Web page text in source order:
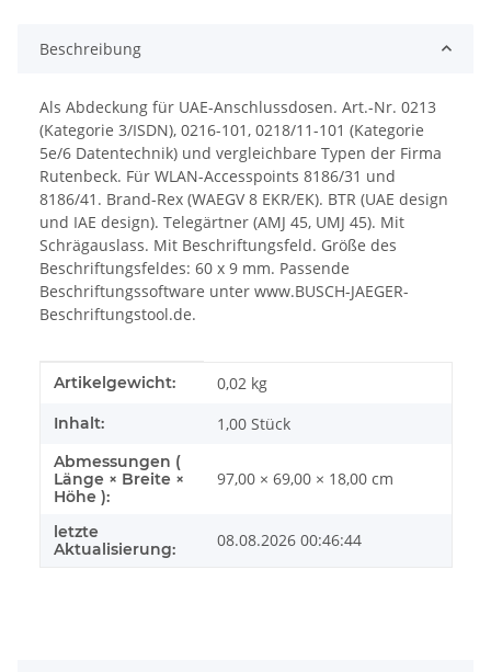
Beschreibung
Als Abdeckung für UAE-Anschlussdosen. Art.-Nr. 0213
(Kategorie 3/ISDN), 0216-101, 0218/11-101 (Kategorie
5e/6 Datentechnik) und vergleichbare Typen der Firma
Rutenbeck. Für WLAN-Accesspoints 8186/31 und
8186/41. Brand-Rex (WAEGV 8 EKR/EK). BTR (UAE design
und IAE design). Telegärtner (AMJ 45, UMJ 45). Mit
Schrägauslass. Mit Beschriftungsfeld. Größe des
Beschriftungsfeldes: 60 x 9 mm. Passende
Beschriftungssoftware unter www.BUSCH-JAEGER-
Beschriftungstool.de.
Produkteigenschaft
Wert
Artikelgewicht: 0,02 kg
Inhalt: 1,00 Stück
Abmessungen (
Länge × Breite ×
Höhe ):
97,00 × 69,00 × 18,00 cm
letzte
Aktualisierung:
08.08.2026 00:46:44